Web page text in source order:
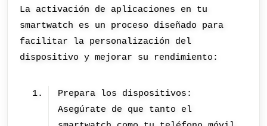
La activación de aplicaciones en tu
smartwatch es un proceso diseñado para
facilitar la personalización del
dispositivo y mejorar su rendimiento:
Prepara los dispositivos:
Asegúrate de que tanto el